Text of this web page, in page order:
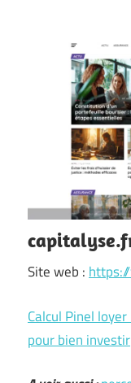
Site web :
Calcul Pinel
pour bien investir